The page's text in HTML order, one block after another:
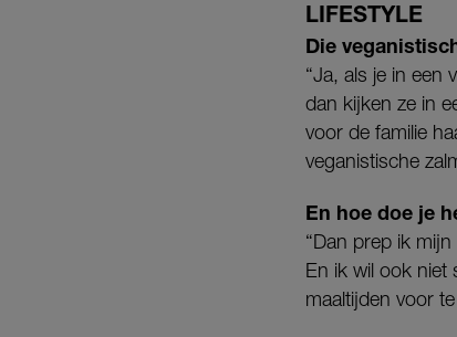
LIFESTYLE
Die
“Ja, als je in een
dan kijken ze in
voor de familie
veganistische
En hoe doe je
“Dan prep ik
En ik wil ook niet
maaltijden voor